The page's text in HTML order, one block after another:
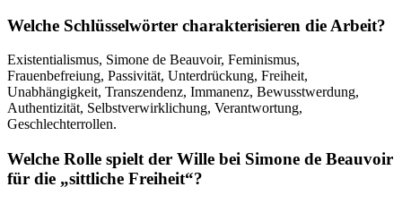
Welche Schlüsselwörter charakterisieren die Arbeit?
Existentialismus, Simone de Beauvoir, Feminismus,
Frauenbefreiung, Passivität, Unterdrückung, Freiheit,
Unabhängigkeit, Transzendenz, Immanenz, Bewusstwerdung,
Authentizität, Selbstverwirklichung, Verantwortung,
Geschlechterrollen.
Welche Rolle spielt der Wille bei Simone de Beauvoir
für die „sittliche Freiheit“?